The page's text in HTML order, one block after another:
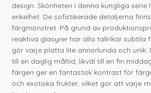
design. Skönheten i denna kungliga serie
enkelhet. De sofistikerade detaljerna
färgmönstret. På grund av
reaktiva glasyrer har alla tallrikar subtila
gör varje platta lite annorlunda och unik.
till en daglig måltid, likväl till en fin
färgen ger en fantastisk kontrast för
och exotiska frukter, vilket gör att varje